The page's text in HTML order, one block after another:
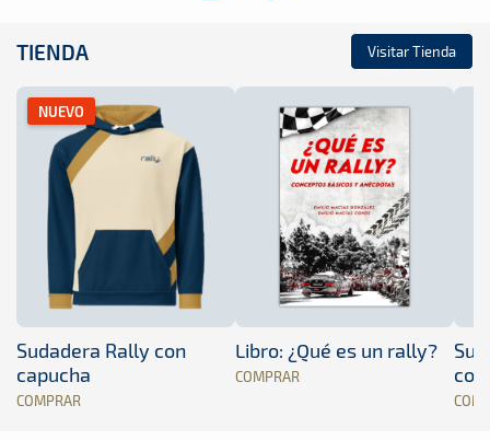
TIENDA Visitar Tienda
NUEVO
Sudadera Rally con
capucha
COMPRAR
Libro: ¿Qué es un rally?
COMPRAR